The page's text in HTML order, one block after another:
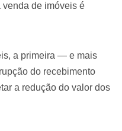
venda de imóveis é
a primeira — e mais
do recebimento
a redução do valor dos